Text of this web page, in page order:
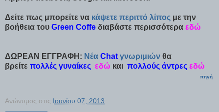
Δείτε πως μπορείτε να κάψετε περιττό λίπος με την
βοήθεια του Green Coffe διαβάστε περισσότερα εδώ
ΔΩΡΕΑΝ ΕΓΓΡΑΦΗ: Νέα Chat γνωριμιών θα
βρείτε πολλές γυναίκες εδώ και πολλούς άντρες εδώ
πηγή
Ανώνυμος στις Ιουνίου 07, 2013